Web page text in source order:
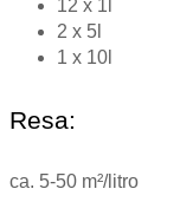
12 x 1l
2 x 5l
1 x 10l
Resa:
ca. 5-50 m²/litro